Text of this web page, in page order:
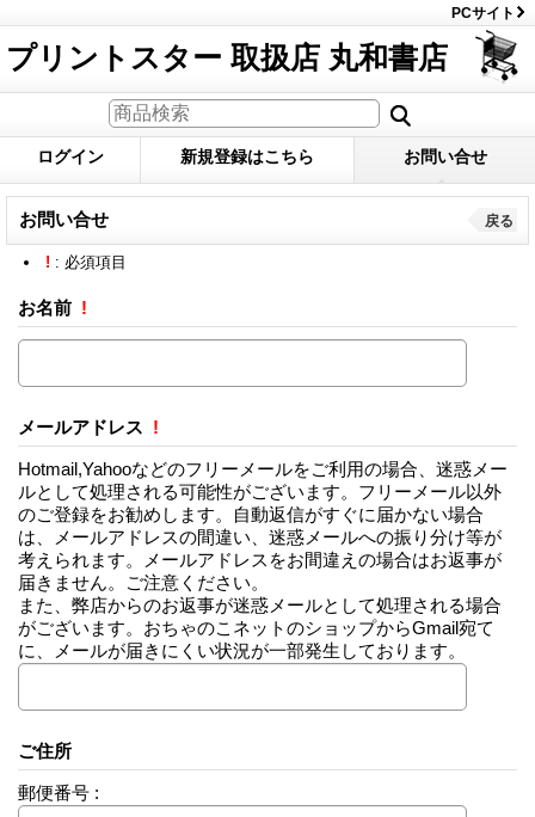
PCサイト
プリントスター 取扱店 丸和書店
ログイン 新規登録はこちら お問い合せ
お問い合せ 戻る
! : 必須項目
お名前 !
メールアドレス !
Hotmail,Yahooなどのフリーメールをご利用の場合、迷惑メー
ルとして処理される可能性がございます。フリーメール以外
のご登録をお勧めします。自動返信がすぐに届かない場合
は、メールアドレスの間違い、迷惑メールへの振り分け等が
考えられます。メールアドレスをお間違えの場合はお返事が
届きません。ご注意ください。
また、弊店からのお返事が迷惑メールとして処理される場合
がございます。おちゃのこネットのショップからGmail宛て
に、メールが届きにくい状況が一部発生しております。
ご住所
郵便番号 :